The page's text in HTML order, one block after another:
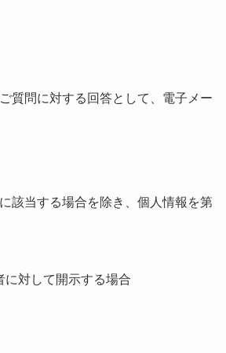
質問に対する回答として、電子メー
該当する場合を除き、個人情報を第
に対して開示する場合